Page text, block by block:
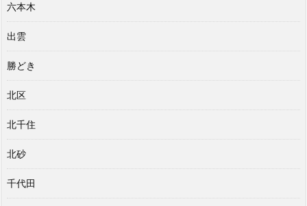
六本木
出雲
勝どき
北区
北千住
北砂
千代田